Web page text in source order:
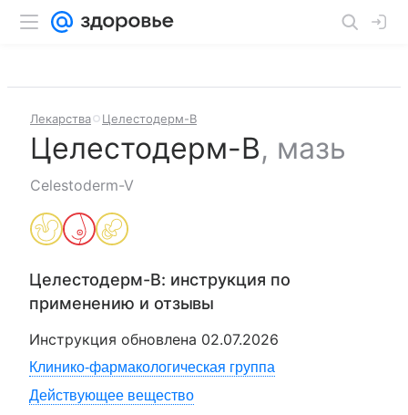
Лекарства Целестодерм-В
Целестодерм-В, мазь
Celestoderm-V
Целестодерм-В: инструкция по
применению и отзывы
Инструкция обновлена 02.07.2026
Клинико-фармакологическая группа
Действующее вещество